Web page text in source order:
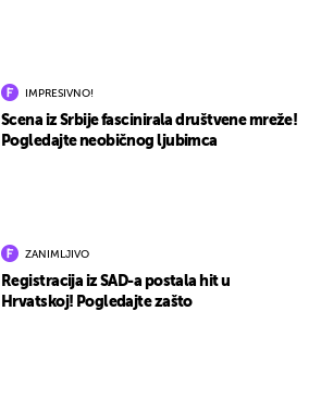
IMPRESIVNO!
Scena iz Srbije fascinirala društvene mreže!
Pogledajte neobičnog ljubimca
ZANIMLJIVO
Registracija iz SAD-a postala hit u
Hrvatskoj! Pogledajte zašto